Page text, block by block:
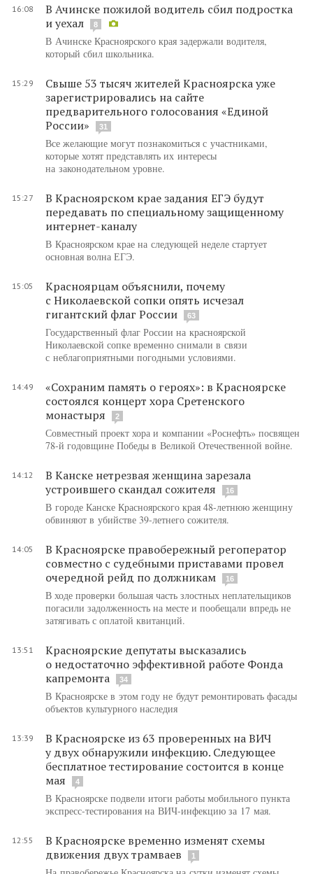
16:08
В Ачинске пожилой водитель сбил подростка
и уехал
8
В Ачинске Красноярского края задержали водителя,
который сбил школьника.
15:29
Свыше 53 тысяч жителей Красноярска уже
зарегистрировались на сайте
предварительного голосования «Единой
России»
31
Все желающие могут познакомиться с участниками,
которые хотят представлять их интересы
на законодательном уровне.
15:27
В Красноярском крае задания ЕГЭ будут
передавать по специальному защищенному
интернет-каналу
В Красноярском крае на следующей неделе стартует
основная волна ЕГЭ.
15:05
Красноярцам объяснили, почему
с Николаевской сопки опять исчезал
гигантский флаг России
63
Государственный флаг России на красноярской
Николаевской сопке временно снимали в связи
с неблагоприятными погодными условиями.
14:49
«Сохраним память о героях»: в Красноярске
состоялся концерт хора Сретенского
монастыря
2
Совместный проект хора и компании «Роснефть» посвящен
78-й годовщине Победы в Великой Отечественной войне.
14:12
В Канске нетрезвая женщина зарезала
устроившего скандал сожителя
16
В городе Канске Красноярского края 48-летнюю женщину
обвиняют в убийстве 39-летнего сожителя.
14:05
В Красноярске правобережный регоператор
совместно с судебными приставами провел
очередной рейд по должникам
16
В ходе проверки большая часть злостных неплательщиков
погасили задолженность на месте и пообещали впредь не
затягивать с оплатой квитанций.
13:51
Красноярские депутаты высказались
о недостаточно эффективной работе Фонда
капремонта
34
В Красноярске в этом году не будут ремонтировать фасады
объектов культурного наследия
13:39
В Красноярске из 63 проверенных на ВИЧ
у двух обнаружили инфекцию. Следующее
бесплатное тестирование состоится в конце
мая
4
В Красноярске подвели итоги работы мобильного пункта
экспресс-тестирования на ВИЧ-инфекцию за 17 мая.
12:55
В Красноярске временно изменят схемы
движения двух трамваев
1